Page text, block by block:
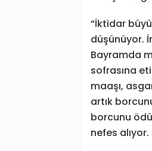
“İktidar
düşünüyor.
Bayramda
sofrasına
maaşı,
artık
borcunu
nefes